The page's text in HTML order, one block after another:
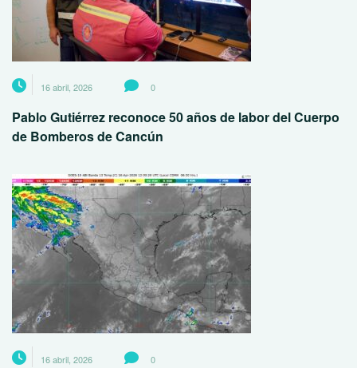
16 abril, 2026 0
Pablo Gutiérrez reconoce 50 años de labor del Cuerpo
de Bomberos de Cancún
16 abril, 2026 0